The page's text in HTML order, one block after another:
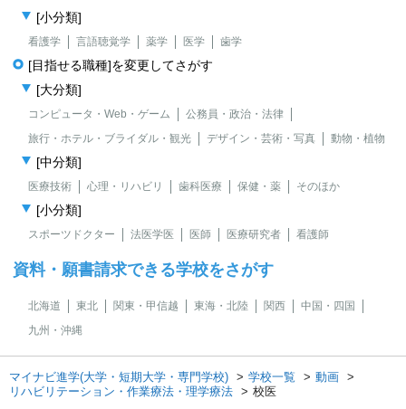
[小分類]
看護学 言語聴覚学 薬学 医学 歯学
[目指せる職種]を変更してさがす
[大分類]
コンピュータ・Web・ゲーム
公務員・政治・法律
旅行・ホテル・ブライダル・観光
デザイン・芸術・写真 動物・植物
[中分類]
医療技術 心理・リハビリ 歯科医療 保健・薬 そのほか
[小分類]
スポーツドクター 法医学医 医師 医療研究者 看護師
資料・願書請求できる学校をさがす
北海道 東北 関東・甲信越 東海・北陸 関西
中国・四国
九州・沖縄
マイナビ進学(大学・短期大学・専門学校) 学校一覧
動画
リハビリテーション・作業療法・理学療法
校医